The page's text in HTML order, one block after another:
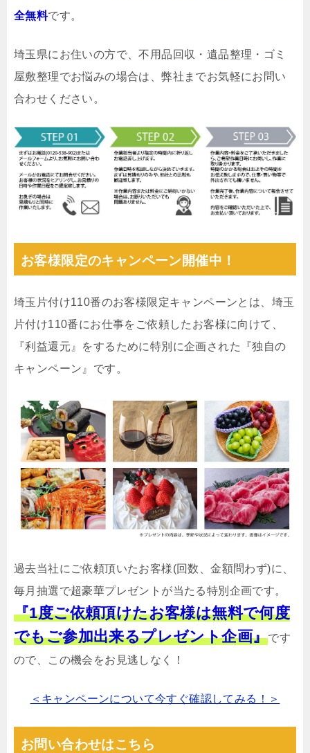
全無料です。
埼玉県にお住いの方で、不用品回収・遺品整理・ゴミ
屋敷整理でお悩みの場合は、弊社までお気軽にお問い
合わせください。
お客様限定のキャンペーン開催中！
埼玉片付け110番のお客様限定キャンペーンとは、埼玉
片付け110番にお仕事をご依頼したお客様に向けて、
『利益還元』をするために特別に企画された『独自の
キャンペーン』です。
過去当社にご依頼頂いたお客様(回数、金額問わず)に、
毎月抽選で超豪華プレゼントが当たる特別企画です。
『1度ご依頼頂けたお客様は無料で何度
でもご参加出来るプレゼント企画』です
ので、この機会をお見逃しなく！
＜キャンペーンについて今すぐ確認してみる！＞
お問い合わせはこちら